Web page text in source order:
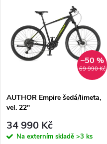
69 990 Kč
–50 %
AUTHOR Empire šedá/limeta,
vel. 22"
34 990 Kč
Na externím skladě >3 ks